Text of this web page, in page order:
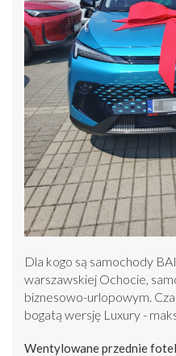
Dla kogo są samochody
warszawskiej Ochocie,
biznesowo-urlopowym.
bogatą wersję Luxury -
Wentylowane przednie